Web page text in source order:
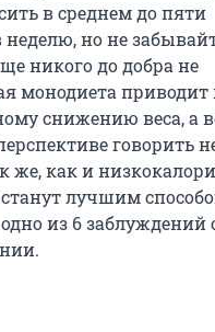
в среднем до пяти
но не
никого до добра не
монодиета приводит
снижению веса, а
говорить
же, как и
лучшим
из 6 заблуждений